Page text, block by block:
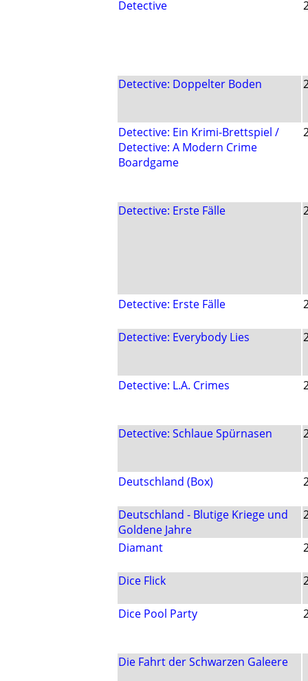
Detective
Detective: Doppelter Boden
Detective: Ein Krimi-Brettspiel /
Detective: A Modern Crime
Boardgame
Detective: Erste Fälle
Detective: Erste Fälle
Detective: Everybody Lies
Detective: L.A. Crimes
Detective: Schlaue Spürnasen
Deutschland (Box)
Deutschland - Blutige Kriege und
Goldene Jahre
Diamant
Dice Flick
Dice Pool Party
Die Fahrt der Schwarzen Galeere